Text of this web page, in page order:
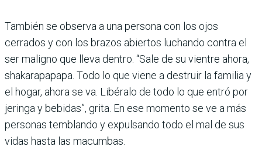
También se observa a una persona con los ojos
cerrados y con los brazos abiertos luchando contra el
ser maligno que lleva dentro. “Sale de su vientre ahora,
shakarapapapa. Todo lo que viene a destruir la familia y
el hogar, ahora se va. Libéralo de todo lo que entró por
jeringa y bebidas”, grita. En ese momento se ve a más
personas temblando y expulsando todo el mal de sus
vidas hasta las macumbas.